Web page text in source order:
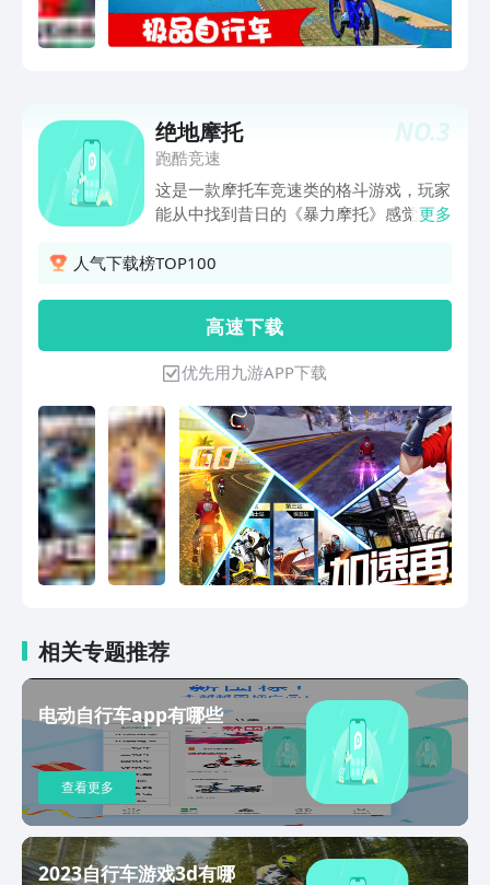
NO.3
绝地摩托
跑酷竞速
这是一款摩托车竞速类的格斗游戏，玩家
能从中找到昔日的《暴力摩托》感觉。在
行格斗，并且游戏还具有一个复杂的战斗
不同的摩托车竞速游戏，非常刺激，相较
于其他游戏而言拥有更精致的画面，更更
丰富的内容，更酷炫的打斗，将带给玩家
更好的体验。
更多
人气下载榜TOP100
高 速 下 载
优先用九游APP下载
相关专题推荐
电动自行车app有哪些
查看更多
2023自行车游戏3d有哪